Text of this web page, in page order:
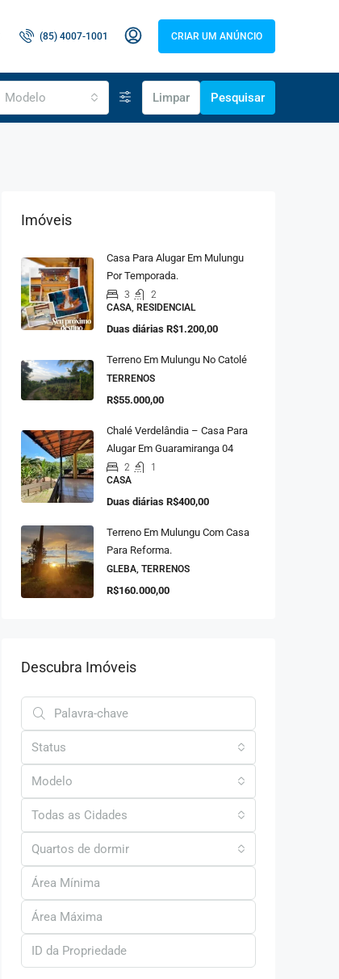
(85) 4007-1001 CRIAR UM ANÚNCIO
Modelo Limpar Pesquisar
Imóveis
Casa Para Alugar Em Mulungu
Por Temporada.
3
2
CASA, RESIDENCIAL
Duas diárias R$1.200,00
Terreno Em Mulungu No Catolé
TERRENOS
R$55.000,00
Chalé Verdelândia – Casa Para
Alugar Em Guaramiranga 04
2
1
CASA
Duas diárias R$400,00
Terreno Em Mulungu Com Casa
Para Reforma.
GLEBA, TERRENOS
R$160.000,00
Descubra Imóveis
Status
Modelo
Todas as Cidades
Quartos de dormir